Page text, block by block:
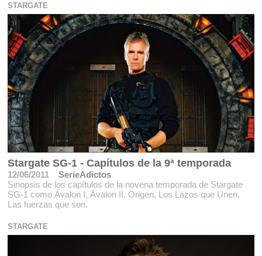
STARGATE
Stargate SG-1 - Capítulos de la 9ª temporada
12/06/2011
SerieAdictos
Sinopsis de los capítulos de la novena temporada de Stargate
SG-1 como Ávalon I, Ávalon II, Origen, Los Lazos que Unen,
Las fuerzas que son.
STARGATE